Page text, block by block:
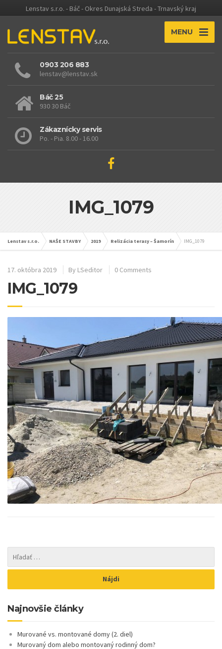
Lenstav s.r.o. - Báč - Okres Dunajská Streda - Trnavský kraj
MENU
0903 206 883
lenstav@lenstav.sk
Báč 25
930 30 Báč
Zákaznícky servis
Po. - Pia. 8.00 - 16.00
IMG_1079
Lenstav s.r.o. NAŠE STAVBY 2019 Relizácia terasy – Šamorín IMG_1079
17. októbra 2019 By LSeditor 0 Comments
IMG_1079
Najnovšie články
Murované vs. montované domy (2. diel)
Murovaný dom alebo montovaný rodinný dom?